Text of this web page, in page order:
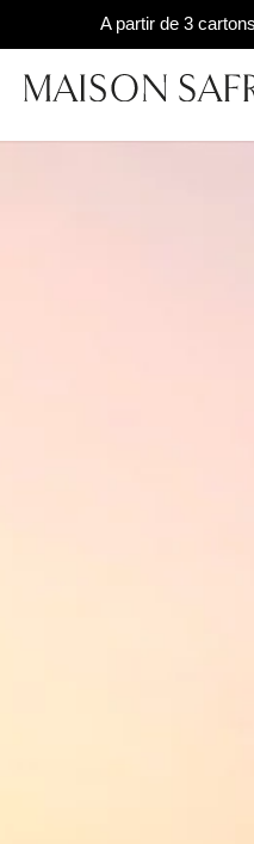
A partir de 3